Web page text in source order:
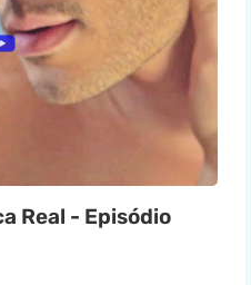
Real - Episódio